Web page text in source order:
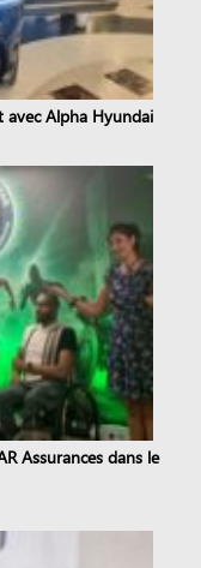
avec Alpha Hyundai
Assurances dans le